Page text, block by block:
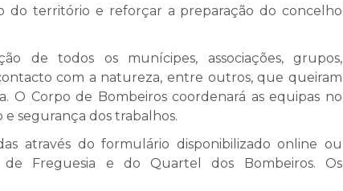
do território e reforçar a preparação do concelho
de todos os munícipes, associações, grupos,
com a natureza, entre outros, que queiram
O Corpo de Bombeiros coordenará as equipas no
segurança dos trabalhos.
através do formulário disponibilizado online ou
Freguesia e do Quartel dos Bombeiros. Os